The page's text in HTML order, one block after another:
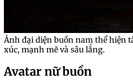
Ảnh đại diện buồn nam thể hiện
xúc, mạnh mẽ và sâu lắng.
Avatar nữ buồn